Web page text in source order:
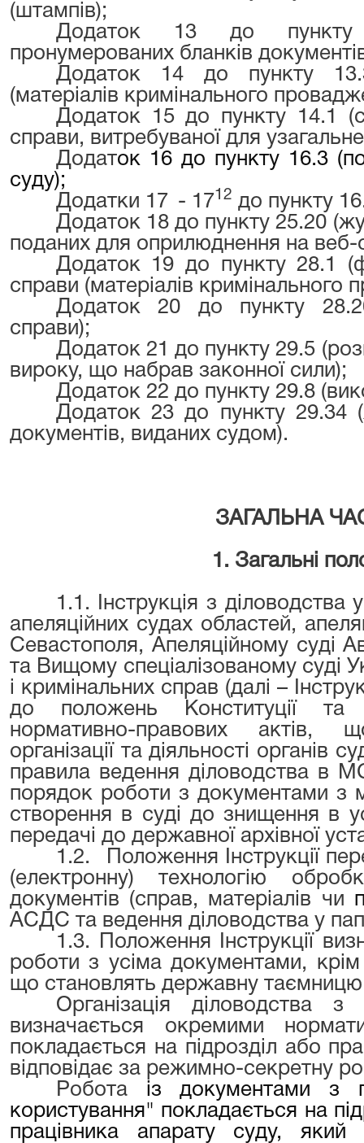
(штампів);
Додаток 13 до пункту
пронумерованих бланків
Додаток 14 до пункту
(матеріалів кримінального
Додаток 15 до пункту 14.1
справи, витребуваної для
Додаток 16 до пункту 16.3
суду);
Додатки 17 - 1712 до пункту
Додаток 18 до пункту 25.20
поданих для оприлюднення на веб-
Додаток 19 до пункту 28.1
справи (матеріалів кримінального
Додаток 20 до пункту
справи);
Додаток 21 до пункту 29.5
вироку, що набрав законної сили);
Додаток 22 до пункту 29.8
Додаток 23 до пункту 29.34
документів, виданих судом).
ЗАГАЛЬНА
1. Загальні
1.1. Інструкція з діловодства
апеляційних судах областей,
Севастополя, Апеляційному суді
та Вищому спеціалізованому суді
і кримінальних справ (далі –
до положень Конституції та
нормативно-правових актів,
організації та діяльності органів
правила ведення діловодства в
порядок роботи з документами з
створення в суді до знищення в
передачі до державної архівної
1.2.
Положення Інструкції
(електронну) технологію
документів (справ, матеріалів чи
АСДС та ведення діловодства у
1.3. Положення Інструкції
роботи з усіма документами, крім
що становлять державну
Організація діловодства
визначається окремими
покладається на підрозділ або
відповідає за режимно-секретну
Робота із документами з
користування" покладається на
працівника апарату суду,